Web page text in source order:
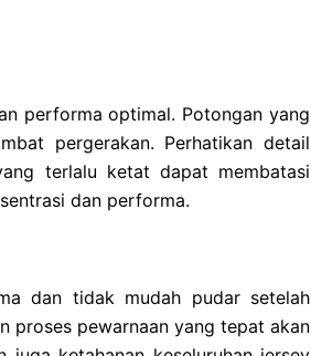
performa optimal. Potongan yang
pergerakan. Perhatikan detail
terlalu ketat dapat membatasi
dan performa.
dan tidak mudah pudar setelah
proses pewarnaan yang tepat akan